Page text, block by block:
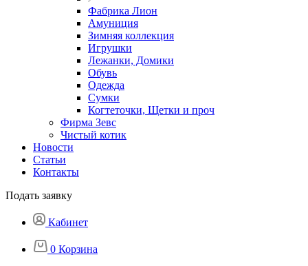
Фабрика Лион
Амуниция
Зимняя коллекция
Игрушки
Лежанки, Домики
Обувь
Одежда
Сумки
Когтеточки, Щетки и проч
Фирма Зевс
Чистый котик
Новости
Статьи
Контакты
Подать заявку
Кабинет
0 Корзина